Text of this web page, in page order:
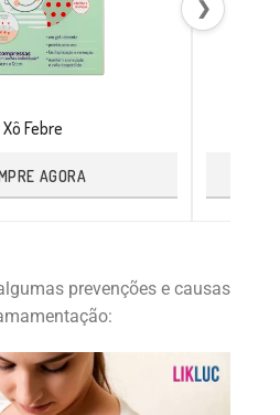
Xô Febre
AGORA
❯
prevenções e causas